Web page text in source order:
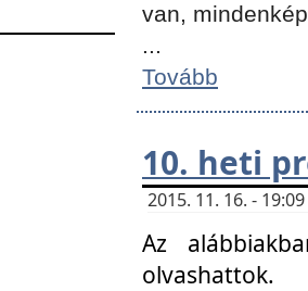
van,
...
Tovább
10. heti
2015. 11. 16. -
Az
olvashattok.